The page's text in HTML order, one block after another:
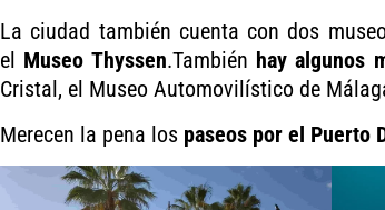
La ciudad también cuenta con dos
el Museo Thyssen.También hay algunos
Cristal, el Museo Automovilístico de
Merecen la pena los paseos por el Puerto